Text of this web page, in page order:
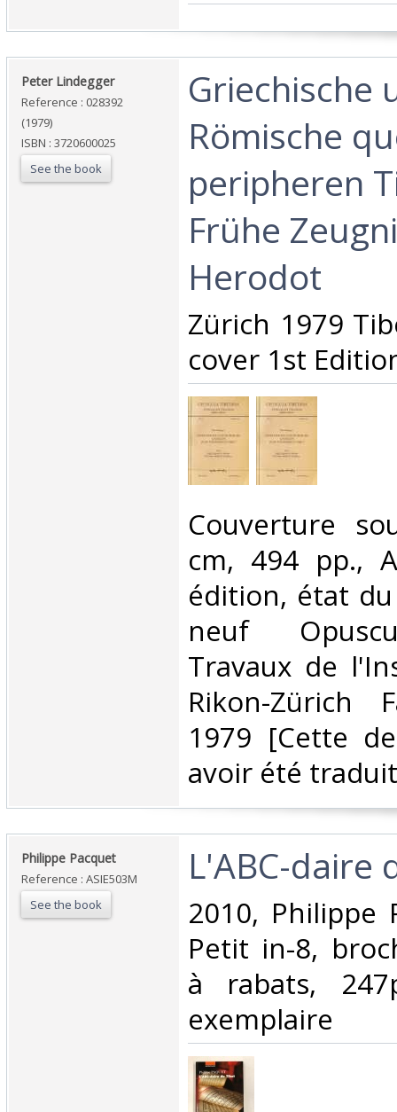
‎Peter Lindegger‎
Reference : 028392
(1979)
ISBN : 3720600025
See the book
‎Griechische
Römische
peripheren
Frühe
Herodot‎
‎Zürich 1979
cover 1st
‎Couverture
cm, 494 pp.,
édition, état
neuf
Travaux de
Rikon-Zürich
1979 [Cette
avoir été
‎Philippe Pacquet‎
Reference : ASIE503M
See the book
‎L'ABC-daire
‎2010, Philippe
Petit in-8,
à rabats,
exemplaire‎